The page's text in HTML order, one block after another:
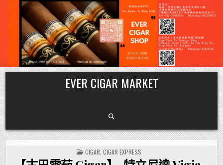
Skip
to
content
EVER CIGAR MARKET
POSTED
IN
CIGAR CIGAR EXPRESS